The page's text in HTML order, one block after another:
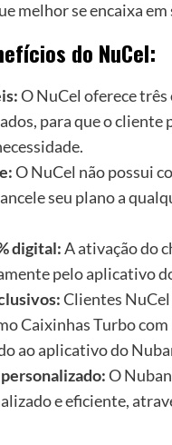
melhor se encaixa
do NuCel:
O NuCel oferece
para que o cliente
O NuCel não possui
seu plano a
digital:A ativação do
pelo aplicativo
Clientes NuCel
Caixinhas Turbo
ao aplicativo do
O
e eficiente,